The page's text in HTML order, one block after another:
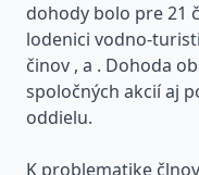
dohody bolo pre 21
lodenici vodno-
činov , a . Dohoda
spoločných akcií aj
oddielu.
K problematike